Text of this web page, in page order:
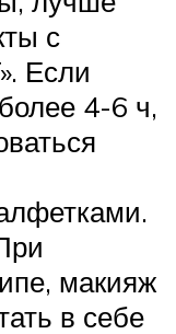
с
Если
4-6 ч,
макияж
в себе